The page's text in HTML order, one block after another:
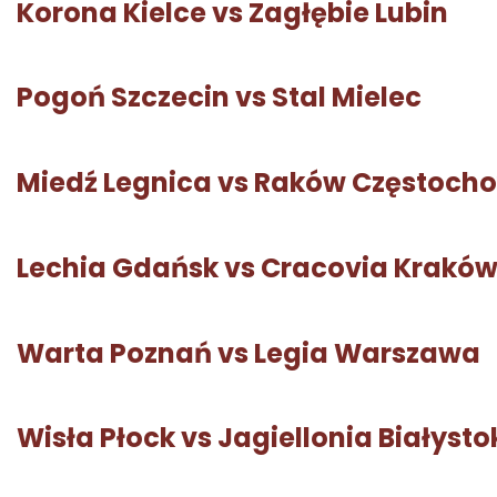
Korona Kielce vs Zagłębie Lubin
Pogoń Szczecin vs Stal Mielec
Miedź Legnica vs Raków
Lechia Gdańsk vs Cracovia Kraków
Warta Poznań vs Legia Warszawa
Wisła Płock vs Jagiellonia